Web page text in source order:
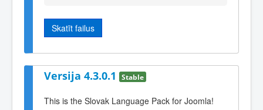
Skatīt failus
Versija 4.3.0.1 Stable
This is the Slovak Language Pack for Joomla!